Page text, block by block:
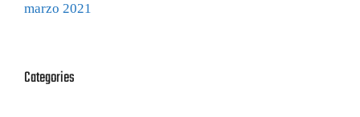
marzo 2021
Categories